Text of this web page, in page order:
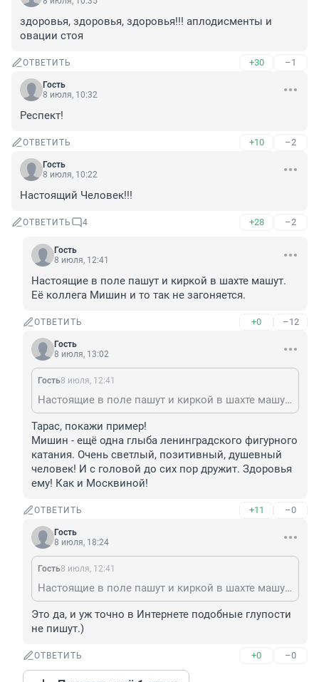
здоровья, здоровья, здоровья!!! аплодисменты и
овации стоя
ОТВЕТИТЬ +30 –1
Гость
8 июля, 10:32
Респект!
ОТВЕТИТЬ +10 –2
Гость
8 июля, 10:22
Настоящий Человек!!!
ОТВЕТИТЬ 4 +28 –2
Гость
8 июля, 12:41
Настоящие в поле пашут и киркой в шахте машут.
Её коллега Мишин и то так не загоняется.
ОТВЕТИТЬ +0 –12
Гость
8 июля, 13:02
Гость8 июля, 12:41
Настоящие в поле пашут и киркой в шахте машут. Её коллега Мишин и то так не загоняется.
Тарас, покажи пример!
Мишин - ещё одна глыба ленинградского фигурного
катания. Очень светлый, позитивный, душевный
человек! И с головой до сих пор дружит. Здоровья
ему! Как и Москвиной!
ОТВЕТИТЬ +11 –0
Гость
8 июля, 18:24
Гость8 июля, 12:41
Настоящие в поле пашут и киркой в шахте машут. Её коллега Мишин и то так не загоняется.
Это да, и уж точно в Интернете подобные глупости
не пишут.)
ОТВЕТИТЬ +0 –0